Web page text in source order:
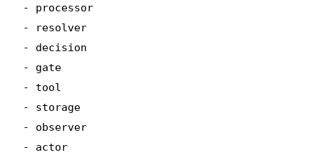
- processor
- resolver
- decision
- gate
- tool
- storage
- observer
- actor